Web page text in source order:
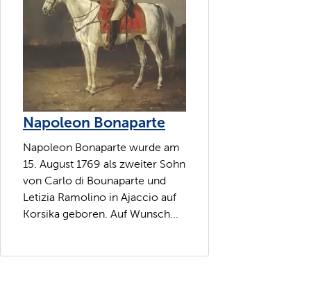
Napoleon Bonaparte
Napoleon Bonaparte wurde am
15. August 1769 als zweiter Sohn
von Carlo di Bounaparte und
Letizia Ramolino in Ajaccio auf
Korsika geboren. Auf Wunsch...